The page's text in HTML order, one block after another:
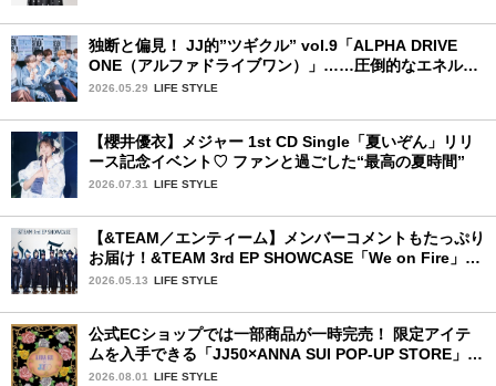
独断と偏見！ JJ的”ツギクル” vol.9「ALPHA DRIVE
ONE（アルファドライブワン）」……圧倒的なエネルギ
ーで時代を駆け抜ける新世代
2026.05.29 LIFE STYLE
【櫻井優衣】メジャー 1st CD Single「夏いぞん」リリ
ース記念イベント♡ ファンと過ごした“最高の夏時間”
2026.07.31 LIFE STYLE
【&TEAM／エンティーム】メンバーコメントもたっぷり
お届け！&TEAM 3rd EP SHOWCASE「We on Fire」を
詳細レポート【前編】
2026.05.13 LIFE STYLE
公式ECショップでは一部商品が一時完売！ 限定アイテ
ムを入手できる「JJ50×ANNA SUI POP-UP STORE」が
広島で開催決定
2026.08.01 LIFE STYLE